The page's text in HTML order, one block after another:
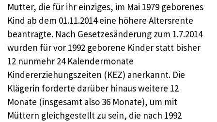
Mutter, die für ihr einziges, im Mai 1979 geborenes
Kind ab dem 01.11.2014 eine höhere Altersrente
beantragte. Nach Gesetzesänderung zum 1.7.2014
wurden für vor 1992 geborene Kinder statt bisher
12 nunmehr 24 Kalendermonate
Kindererziehungszeiten (KEZ) anerkannt. Die
Klägerin forderte darüber hinaus weitere 12
Monate (insgesamt also 36 Monate), um mit
Müttern gleichgestellt zu sein, die nach 1992